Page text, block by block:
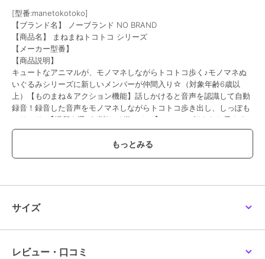
[型番:manetokotoko]
【ブランド名】 ノーブランド NO BRAND
【商品名】 まねまねトコトコ シリーズ
【メーカー型番】
【商品説明】
キュートなアニマルが、モノマネしながらトコトコ歩く♪モノマネぬ
いぐるみシリーズに新しいメンバーが仲間入り☆（対象年齢6歳以
上）【ものまね＆アクション機能】話しかけると音声を認識して自動
録音！録音した音声をモノマネしながらトコトコ歩き出し、しっぽも
フリフリ♪【場所を選ばず楽しく遊べる！】アニマル好きなお子さま
はもちろん、ペットを飼うのが難しいご家庭にもおすすめ。別売りの
単4アルカリ乾電池2本使用。【ぬいぐるみのような、ふんわりシルエ
ット】思わず触れたくなる、ふわふわ柔らかな質感。お子さまが抱き
しい家族に！
【素材】
[電池BOX]ABS
サイズ
レビュー・口コミ